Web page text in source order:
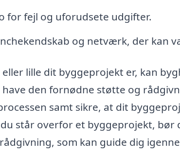
for fejl og uforudsete udgifter.
og netværk, der kan
lille dit byggeprojekt er, kan
have den fornødne støtte og
samt sikre, at dit
du står overfor et byggeprojekt,
som kan guide dig